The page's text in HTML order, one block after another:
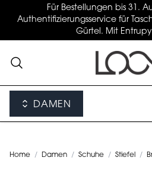
Für Bestellungen bis 31.
Authentifizierungsservice für
Gürtel. Mit
DAMEN
Home / Damen / Schuhe / Stiefel /